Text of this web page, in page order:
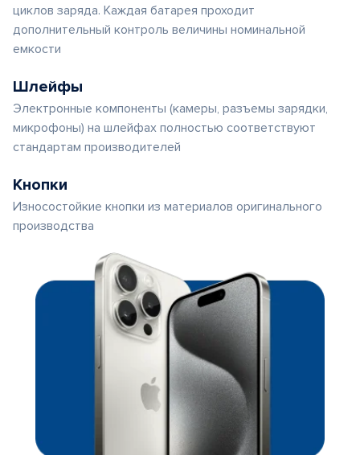
циклов заряда. Каждая батарея проходит
дополнительный контроль величины номинальной
емкости
Шлейфы
Электронные компоненты (камеры, разъемы зарядки,
микрофоны) на шлейфах полностью соответствуют
стандартам производителей
Кнопки
Износостойкие кнопки из материалов оригинального
производства